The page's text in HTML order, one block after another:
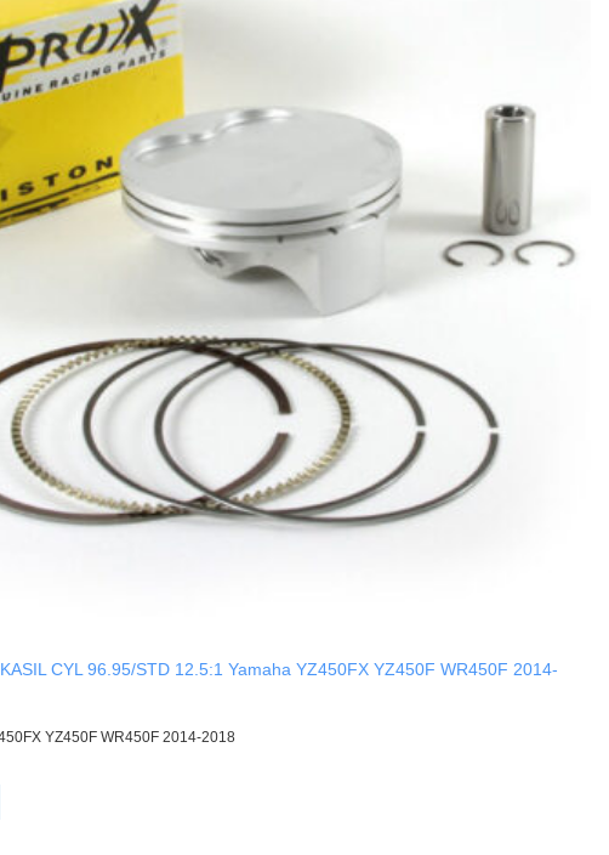
CYL 96.95/STD 12.5:1 Yamaha YZ450FX YZ450F WR450F 2014-
YZ450F WR450F 2014-2018